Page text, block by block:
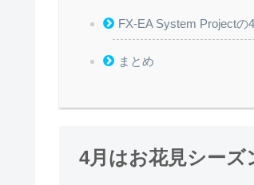
FX-EA System Projectの
まとめ
4月はお花見シーズ